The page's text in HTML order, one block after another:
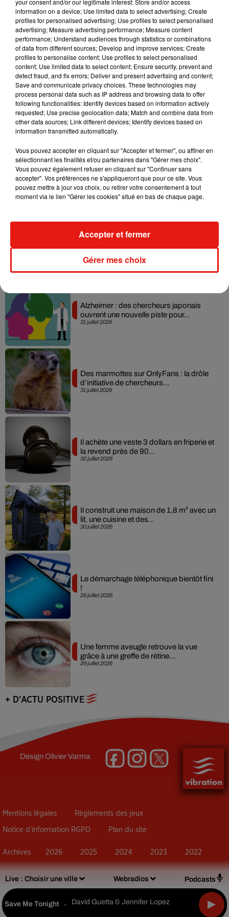
Live : Choisir une ville Webradios Podcasts
Save Me Tonight - David Guetta & Jennifer Lopez
7 août 2026
Angèle et Amélie Lens dévoilent leur
collaboration tant attendue
5 août 2026
Benny Blanco invite Selena Gomez et
Becky G sur son nouveau single
4 août 2026
Tiny Desk invite Charlie Puth pour une
live session solaire
Actu positive
31 juillet 2026
Alzheimer : des chercheurs japonais
ouvrent une nouvelle piste pour...
31 juillet 2026
Des marmottes sur OnlyFans : la drôle
d’initiative de chercheurs...
30 juillet 2026
Il achète une veste 3 dollars en friperie et
la revend près de 90...
30 juillet 2026
Il construit une maison de 1,8 m² avec un
lit, une cuisine et des...
29 juillet 2026
Le démarchage téléphonique bientôt fini
!
29 juillet 2026
Une femme aveugle retrouve la vue
grâce à une greffe de rétine...
+ D'ACTU POSITIVE
DesignOlivier Varma
Mentions légales Règlements des jeux
Notice d’information RGPD Plan du site
Archives 2026 2025 2024 2023 2022
your consent and/or our legitimate interest: Store and/or access
information on a device; Use limited data to select advertising; Create
profiles for personalised advertising; Use profiles to select personalised
advertising; Measure advertising performance; Measure content
performance; Understand audiences through statistics or combinations
of data from different sources; Develop and improve services; Create
profiles to personalise content; Use profiles to select personalised
content; Use limited data to select content; Ensure security, prevent and
detect fraud, and fix errors; Deliver and present advertising and content;
Save and communicate privacy choices. These technologies may
process personal data such as IP address and browsing data to offer
following functionalities: Identify devices based on information actively
requested; Use precise geolocation data; Match and combine data from
other data sources; Link different devices; Identify devices based on
information transmitted automatically.
Vous pouvez accepter en cliquant sur "Accepter et fermer", ou affiner en
sélectionnant les finalités et/ou partenaires dans "Gérer mes choix".
Vous pouvez également refuser en cliquant sur "Continuer sans
accepter". Vos préférences ne s'appliqueront que pour ce site. Vous
pouvez mettre à jour vos choix, ou retirer votre consentement à tout
moment via le lien "Gérer les cookies" situé en bas de chaque page.
Gérer mes choix
Accepter et fermer